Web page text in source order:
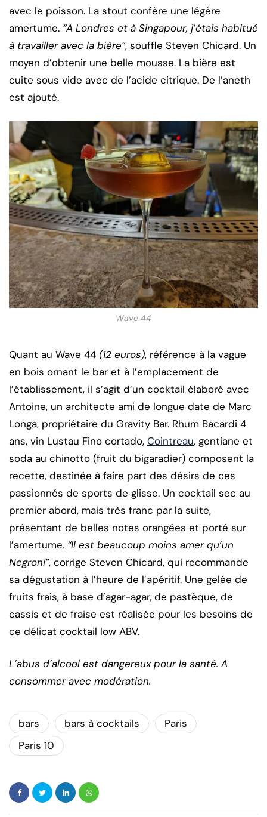
avec le poisson. La stout confère une légère
amertume. “A Londres et à Singapour, j’étais habitué
à travailler avec la bière”, souffle Steven Chicard. Un
moyen d’obtenir une belle mousse. La bière est
cuite sous vide avec de l’acide citrique. De l’aneth
est ajouté.
Wave 44
Quant au Wave 44 (12 euros), référence à la vague
en bois ornant le bar et à l’emplacement de
l’établissement, il s’agit d’un cocktail élaboré avec
Antoine, un architecte ami de longue date de Marc
Longa, propriétaire du Gravity Bar. Rhum Bacardi 4
ans, vin Lustau Fino cortado, Cointreau, gentiane et
soda au chinotto (fruit du bigaradier) composent la
recette, destinée à faire part des désirs de ces
passionnés de sports de glisse. Un cocktail sec au
premier abord, mais très franc par la suite,
présentant de belles notes orangées et porté sur
l’amertume. “Il est beaucoup moins amer qu’un
Negroni”, corrige Steven Chicard, qui recommande
sa dégustation à l’heure de l’apéritif. Une gelée de
fruits frais, à base d’agar-agar, de pastèque, de
cassis et de fraise est réalisée pour les besoins de
ce délicat cocktail low ABV.
L’abus d’alcool est dangereux pour la santé. A
consommer avec modération.
bars bars à cocktails
Paris
Paris 10